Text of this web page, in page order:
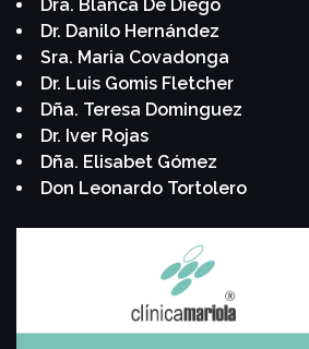
Dra. Blanca De Diego
Dr. Danilo Hernández
Sra. Maria Covadonga
Dr. Luis Gomis Fletcher
Dña. Teresa Dominguez
Dr. Iver Rojas
Dña. Elisabet Gómez
Don Leonardo Tortolero